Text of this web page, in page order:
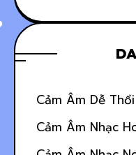
Cảm Âm Dễ Thổi
Cảm Âm Nhạc